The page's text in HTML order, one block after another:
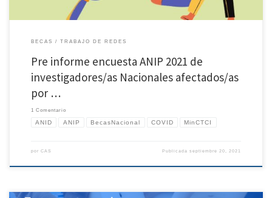
BECAS TRABAJO DE REDES
Pre informe encuesta ANIP 2021 de
investigadores/as Nacionales afectados/as
por …
1 Comentario
ANID ANIP BecasNacional COVID MinCTCI
por CAS Publicadaseptiembre 20, 2021